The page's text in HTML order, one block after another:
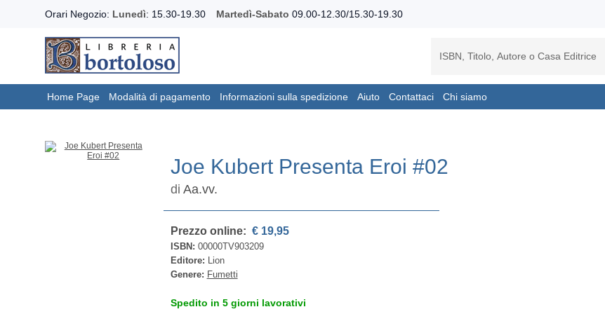
Orari Negozio: Lunedì: 15.30-19.30 Martedì-Sabato 09.00-12.30/15.30-19.30
Home Page Modalità di pagamento Informazioni sulla spedizione Aiuto Contattaci Chi siamo
Joe Kubert Presenta Eroi #02
di Aa.vv.
Prezzo online: € 19,95
ISBN: 00000TV903209
Editore: Lion
Genere: Fumetti
Spedito in 5 giorni lavorativi